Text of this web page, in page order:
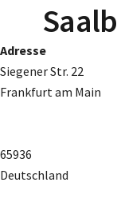
Adresse
Siegener Str. 22
Frankfurt am Main
65936
Deutschland